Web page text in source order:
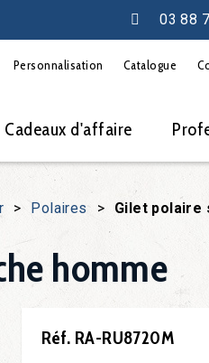
03 88
Personnalisation Catalogue
Cadeaux d'affaire
> Polaires > Gilet polaire
homme
Réf. RA-RU8720M